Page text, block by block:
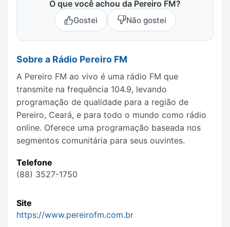
O que você achou da Pereiro FM?
Gostei Não gostei
Sobre a Rádio Pereiro FM
A Pereiro FM ao vivo é uma rádio FM que
transmite na frequência 104.9, levando
programação de qualidade para a região de
Pereiro, Ceará, e para todo o mundo como rádio
online. Oferece uma programação baseada nos
segmentos comunitária para seus ouvintes.
Telefone
(88) 3527-1750
Site
https://www.pereirofm.com.br